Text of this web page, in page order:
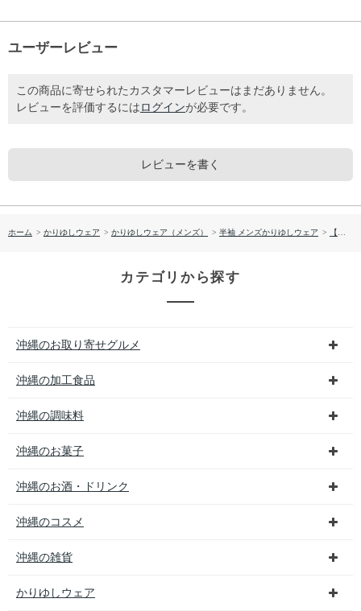
ユーザーレビュー
この商品に寄せられたカスタマーレビューはまだありません。
レビューを評価するには ログインが必要です。
レビューを書く
ホーム > かりゆしウェア > かりゆしウェア（メンズ） > 半袖 メンズかりゆしウェア > 【送料無料】形態安定 シンプルマリン柄 かりゆしウェアP1025-20
カテゴリから探す
沖縄のお取り寄せグルメ
沖縄の加工食品
沖縄の調味料
沖縄のお菓子
沖縄のお酒・ドリンク
沖縄のコスメ
沖縄の雑貨
かりゆしウェア